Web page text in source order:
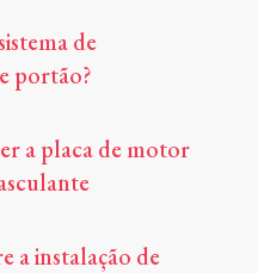
de
portão?
a placa de motor
a instalação de